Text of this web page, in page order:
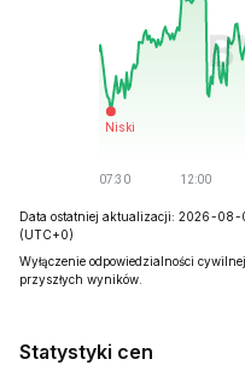
Data ostatniej aktualizacji: 2026-
(UTC+0)
Wyłączenie odpowiedzialności
przyszłych wyników.
Statystyki cen